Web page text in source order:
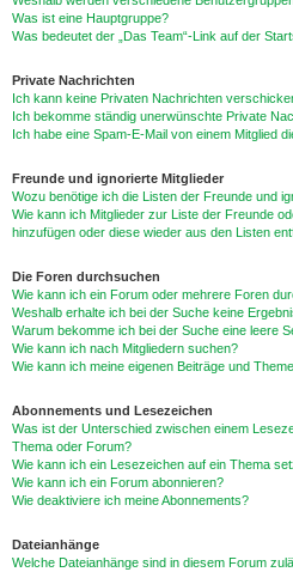
Was ist eine Hauptgruppe?
Was bedeutet der „Das Team“-Link auf der
Private Nachrichten
Ich kann keine Privaten Nachrichten
Ich bekomme ständig unerwünschte Private
Ich habe eine Spam-E-Mail von einem Mitglied
Freunde und ignorierte Mitglieder
Wozu benötige ich die Listen der Freunde und
Wie kann ich Mitglieder zur Liste der Freunde
hinzufügen oder diese wieder aus den Listen
Die Foren durchsuchen
Wie kann ich ein Forum oder mehrere Foren
Weshalb erhalte ich bei der Suche keine
Warum bekomme ich bei der Suche eine leere
Wie kann ich nach Mitgliedern suchen?
Wie kann ich meine eigenen Beiträge und
Abonnements und Lesezeichen
Was ist der Unterschied zwischen einem
Thema oder Forum?
Wie kann ich ein Lesezeichen auf ein Thema
Wie kann ich ein Forum abonnieren?
Wie deaktiviere ich meine Abonnements?
Dateianhänge
Welche Dateianhänge sind in diesem Forum